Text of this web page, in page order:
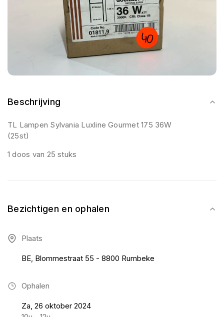
Beschrijving
TL Lampen Sylvania Luxline Gourmet 175 36W
(25st)
1 doos van 25 stuks
Bezichtigen en ophalen
Plaats
BE, Blommestraat 55 - 8800 Rumbeke
Ophalen
Za, 26 oktober 2024